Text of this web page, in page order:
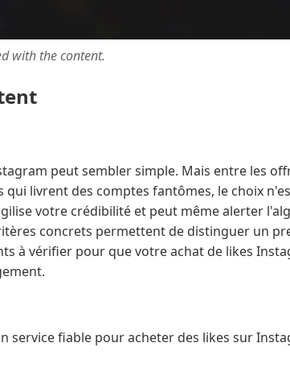
with the content.
peut sembler simple. Mais entre les
qui livrent des comptes fantômes, le choix
votre crédibilité et peut même alerter
concrets permettent de distinguer un
à vérifier pour que votre achat de likes
service fiable pour acheter des likes sur